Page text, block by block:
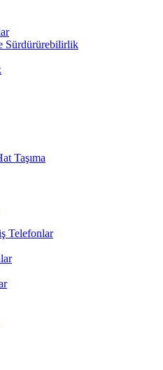
Sürdürürebilirlik
Taşıma
Telefonlar